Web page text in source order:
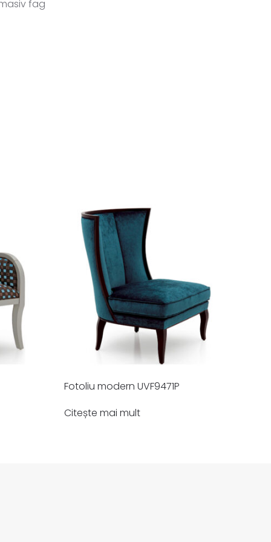
fag
Fotoliu modern UVF9471P
Citește mai mult